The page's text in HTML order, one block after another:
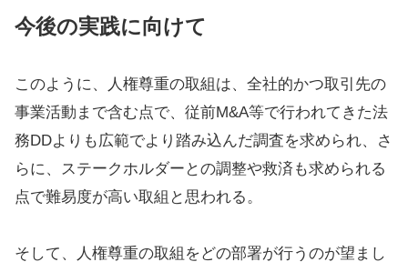
今後の実践に向けて
このように、人権尊重の取組は、全社的かつ取引先の
事業活動まで含む点で、従前M&A等で行われてきた法
務DDよりも広範でより踏み込んだ調査を求められ、さ
らに、ステークホルダーとの調整や救済も求められる
点で難易度が高い取組と思われる。
そして、人権尊重の取組をどの部署が行うのが望まし